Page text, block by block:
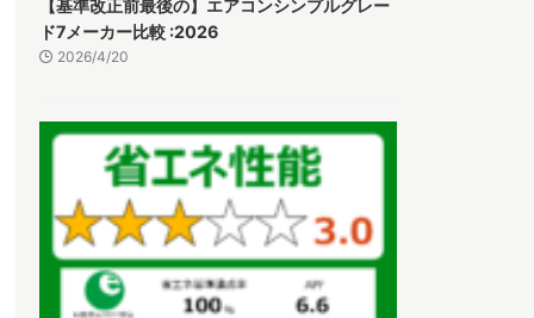
【基準改正前最後の】エアコンシンプルグレー
ド7メーカー比較 :2026
2026/4/20